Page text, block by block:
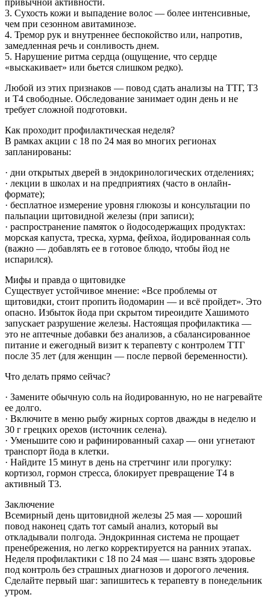
3. Сухость кожи и выпадение волос — более интенсивные,
чем при сезонном авитаминозе.
4. Тремор рук и внутреннее беспокойство или, напротив,
замедленная речь и сонливость днем.
5. Нарушение ритма сердца (ощущение, что сердце
«выскакивает» или бьется слишком редко).
Любой из этих признаков — повод сдать анализы на ТТГ, Т3
и Т4 свободные. Обследование занимает один день и не
требует сложной подготовки.
Как проходит профилактическая неделя?
В рамках акции с 18 по 24 мая во многих регионах
запланированы:
· дни открытых дверей в эндокринологических отделениях;
· лекции в школах и на предприятиях (часто в онлайн-
формате);
· бесплатное измерение уровня глюкозы и консультации по
пальпации щитовидной железы (при записи);
· распространение памяток о йодосодержащих продуктах:
морская капуста, треска, хурма, фейхоа, йодированная соль
(важно — добавлять ее в готовое блюдо, чтобы йод не
испарился).
Мифы и правда о щитовидке
Существует устойчивое мнение: «Все проблемы от
щитовидки, стоит пропить йодомарин — и всё пройдет». Это
опасно. Избыток йода при скрытом тиреоидите Хашимото
запускает разрушение железы. Настоящая профилактика —
это не аптечные добавки без анализов, а сбалансированное
питание и ежегодный визит к терапевту с контролем ТТГ
после 35 лет (для женщин — после первой беременности).
Что делать прямо сейчас?
· Замените обычную соль на йодированную, но не нагревайте
ее долго.
· Включите в меню рыбу жирных сортов дважды в неделю и
30 г грецких орехов (источник селена).
· Уменьшите сою и рафинированный сахар — они угнетают
транспорт йода в клетки.
· Найдите 15 минут в день на стретчинг или прогулку:
кортизол, гормон стресса, блокирует превращение Т4 в
активный Т3.
Заключение
Всемирный день щитовидной железы 25 мая — хороший
повод наконец сдать тот самый анализ, который вы
откладывали полгода. Эндокринная система не прощает
пренебрежения, но легко корректируется на ранних этапах.
Неделя профилактики с 18 по 24 мая — шанс взять здоровье
под контроль без страшных диагнозов и дорогого лечения.
Сделайте первый шаг: запишитесь к терапевту в понедельник
утром.